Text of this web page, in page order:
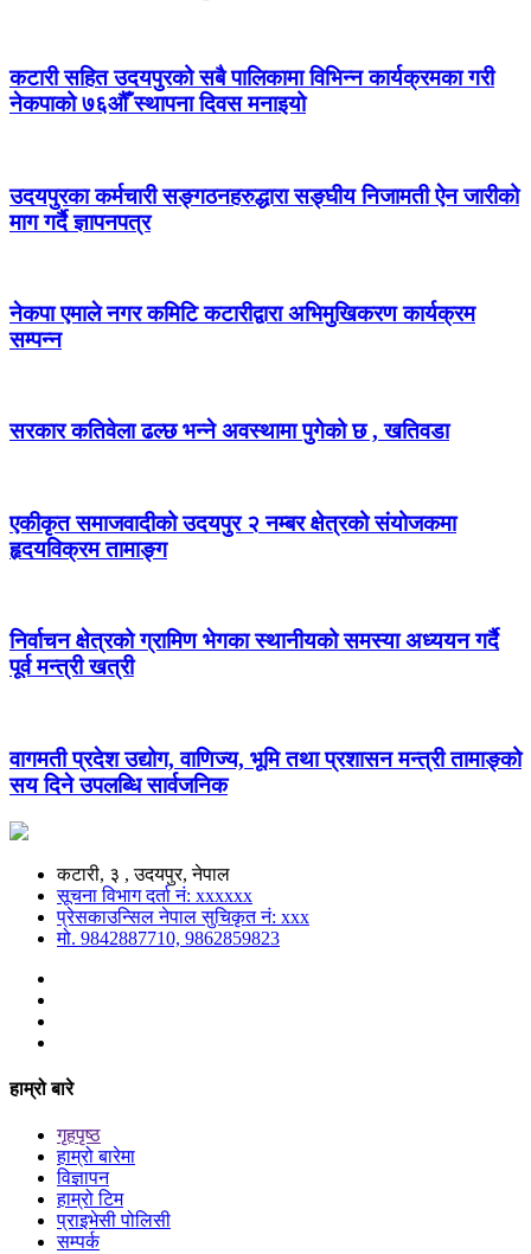
कटारी सहित उदयपुरको सबै पालिकामा विभिन्न कार्यक्रमका गरी
नेकपाको ७६औँ स्थापना दिवस मनाइयो
उदयपुरका कर्मचारी सङ्गठनहरुद्धारा सङ्घीय निजामती ऐन जारीको
माग गर्दै ज्ञापनपत्र
नेकपा एमाले नगर कमिटि कटारीद्वारा अभिमुखिकरण कार्यक्रम
सम्पन्न
सरकार कतिवेला ढल्छ भन्ने अवस्थामा पुगेको छ , खतिवडा
एकीकृत समाजवादीको उदयपुर २ नम्बर क्षेत्रको संयोजकमा
हृदयविक्रम तामाङ्ग
निर्वाचन क्षेत्रको ग्रामिण भेगका स्थानीयको समस्या अध्ययन गर्दै
पूर्व मन्त्री खत्री
वागमती प्रदेश उद्योग, वाणिज्य, भूमि तथा प्रशासन मन्त्री तामाङ्को
सय दिने उपलब्धि सार्वजनिक
कटारी, ३ , उदयपुर, नेपाल
सूचना विभाग दर्ता नं: xxxxxx
प्रेसकाउन्सिल नेपाल सुचिकृत नं: xxx
मो. 9842887710, 9862859823
हाम्रो बारे
गृहपृष्ठ
हाम्रो बारेमा
विज्ञापन
हाम्रो टिम
प्राइभेसी पोलिसी
सम्पर्क